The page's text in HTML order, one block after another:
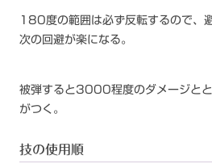
180度の範囲は必ず反転するので、
次の回避が楽になる。
被弾すると3000程度のダメージと
がつく。
技の使用順